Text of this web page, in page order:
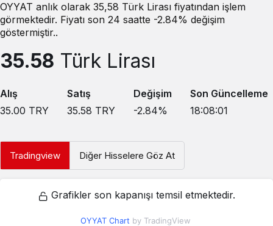
OYYAT anlık olarak 35,58 Türk Lirası fiyatından işlem
görmektedir. Fiyatı son 24 saatte -2.84% değişim
göstermiştir..
35.58 Türk Lirası
Alış
35.00 TRY
Satış
35.58 TRY
Değişim
-2.84%
Son Güncelleme
18:08:01
Tradingview Diğer Hisselere Göz At
Grafikler son kapanışı temsil etmektedir.
OYYAT Chart by TradingView